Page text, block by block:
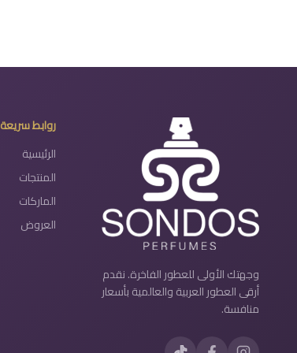
وجهتك الأولى للعطور الفاخرة. نقدم
أرقى العطور العربية والعالمية بأسعار
منافسة.
روابط سريعة
الرئيسية
المنتجات
الماركات
العروض